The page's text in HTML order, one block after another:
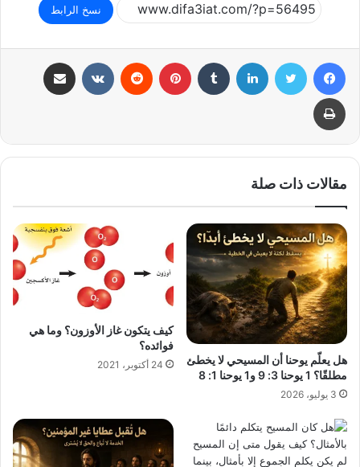
نسخ الرابط
فيسبوك تويتر لينكدإن بينتيريست
طباعة
مقالات ذات صلة
هل يعلّم يوحنا أن المسيحي لا يخطئ
مطلقًا؟ 1 يوحنا 3: 9 و1 يوحنا 1: 8
3 يوليو، 2026
كيف يتكون غاز الأوزون؟ وما هي
فوائده؟
24 أكتوبر، 2021